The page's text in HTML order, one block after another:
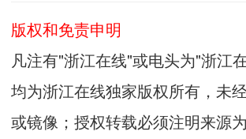
版权和免责申明
凡注有"浙江在线"或电头为"浙江
均为浙江在线独家版权所有，未
或镜像；授权转载必须注明来源